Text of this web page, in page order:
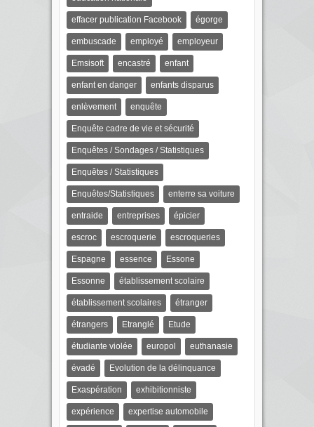
effacer publication Facebook égorge
embuscade employé employeur
Emsisoft encastré enfant
enfant en danger enfants disparus
enlèvement enquête
Enquête cadre de vie et sécurité
Enquêtes / Sondages / Statistiques
Enquêtes / Statistiques
Enquêtes/Statistiques enterre sa voiture
entraide entreprises épicier
escroc escroquerie escroqueries
Espagne essence Essone
Essonne établissement scolaire
établissement scolaires étranger
étrangers Etranglé Etude
étudiante violée europol euthanasie
évadé Evolution de la délinquance
Exaspération exhibitionniste
expérience expertise automobile